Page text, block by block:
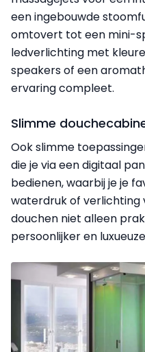
een ingebouwde
omtovert tot een mini-
ledverlichting met
speakers of een
ervaring compleet.
Slimme
Ook slimme
die je via een digitaal
bedienen, waarbij je je
waterdruk of verlichting
douchen niet alleen
persoonlijker en